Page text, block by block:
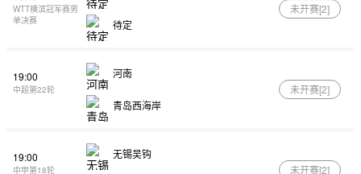
WTT横滨冠军赛男
单决赛
待定
未开赛[2]
19:00
中超第22轮
河南
青岛西海岸
未开赛[2]
19:00
中甲第18轮
无锡吴钩
未开赛[2]